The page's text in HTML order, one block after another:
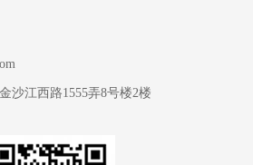
沙江西路1555弄8号楼2楼